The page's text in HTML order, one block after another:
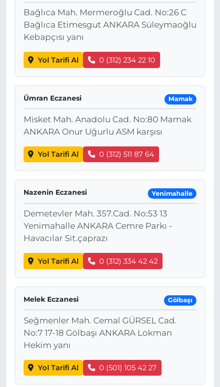
Bağlıca Mah. Mermeroğlu Cad. No:26 C
Bağlıca Etimesgut ANKARA Süleymaoğlu
Kebapçısı yanı
Yol Tarifi Al 0 (312) 234 22 10
Ümran Eczanesi Mamak
Misket Mah. Anadolu Cad. No:80 Mamak
ANKARA Onur Uğurlu ASM karşısı
Yol Tarifi Al 0 (312) 511 87 64
Nazenin Eczanesi Yenimahalle
Demetevler Mah. 357.Cad. No:53 13
Yenimahalle ANKARA Cemre Parkı -
Havacılar Sit.çaprazı
Yol Tarifi Al 0 (312) 334 42 42
Melek Eczanesi Gölbaşı
Seğmenler Mah. Cemal GÜRSEL Cad.
No:7 17-18 Gölbaşı ANKARA Lokman
Hekim yanı
Yol Tarifi Al 0 (501) 105 42 27